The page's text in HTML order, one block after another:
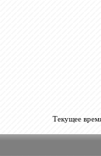
Текущее